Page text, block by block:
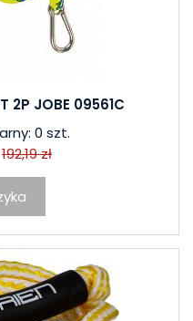
2P JOBE 09561C
0 szt.
192,19 zł